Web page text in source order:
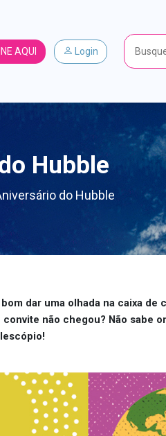
AQUI Login
Hubble
do Hubble
dar uma olhada na caixa de
não chegou? Não sabe